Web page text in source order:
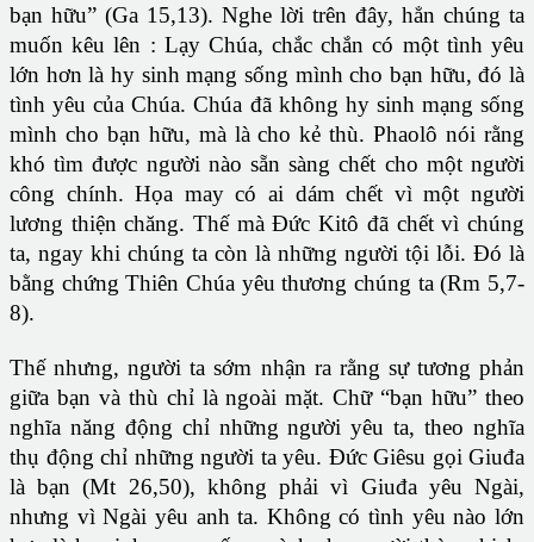
bạn hữu” (Ga 15,13). Nghe lời trên đây, hẳn chúng ta
muốn kêu lên : Lạy Chúa, chắc chắn có một tình yêu
lớn hơn là hy sinh mạng sống mình cho bạn hữu, đó là
tình yêu của Chúa. Chúa đã không hy sinh mạng sống
mình cho bạn hữu, mà là cho kẻ thù. Phaolô nói rằng
khó tìm được người nào sẵn sàng chết cho một người
công chính. Họa may có ai dám chết vì một người
lương thiện chăng. Thế mà Đức Kitô đã chết vì chúng
ta, ngay khi chúng ta còn là những người tội lỗi. Đó là
bằng chứng Thiên Chúa yêu thương chúng ta (Rm 5,7-
8).
Thế nhưng, người ta sớm nhận ra rằng sự tương phản
giữa bạn và thù chỉ là ngoài mặt. Chữ “bạn hữu” theo
nghĩa năng động chỉ những người yêu ta, theo nghĩa
thụ động chỉ những người ta yêu. Đức Giêsu gọi Giuđa
là bạn (Mt 26,50), không phải vì Giuđa yêu Ngài,
nhưng vì Ngài yêu anh ta. Không có tình yêu nào lớn